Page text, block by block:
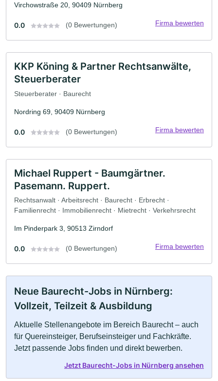
Virchowstraße 20, 90409 Nürnberg
0.0 (0 Bewertungen) Firma bewerten
KKP Köning & Partner Rechtsanwälte,
Steuerberater
Steuerberater · Baurecht
Nordring 69, 90409 Nürnberg
0.0 (0 Bewertungen) Firma bewerten
Michael Ruppert - Baumgärtner.
Pasemann. Ruppert.
Rechtsanwalt · Arbeitsrecht · Baurecht · Erbrecht ·
Familienrecht · Immobilienrecht · Mietrecht · Verkehrsrecht
Im Pinderpark 3, 90513 Zirndorf
0.0 (0 Bewertungen) Firma bewerten
Neue Baurecht-Jobs in Nürnberg:
Vollzeit, Teilzeit & Ausbildung
Aktuelle Stellenangebote im Bereich Baurecht – auch
für Quereinsteiger, Berufseinsteiger und Fachkräfte.
Jetzt passende Jobs finden und direkt bewerben.
Jetzt Baurecht-Jobs in Nürnberg ansehen